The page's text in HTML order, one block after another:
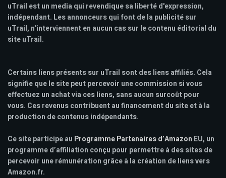
uTrail est un media qui revendique sa liberté d'expression,
indépendant. Les annonceurs qui font de la publicité sur
uTrail, n'interviennent en aucun cas sur le contenu éditorial du
site uTrail.
Certains liens présents sur uTrail sont des liens affiliés. Cela
signifie que le site peut percevoir une commission si vous
effectuez un achat via ces liens, sans aucun surcoût pour
vous. Ces revenus contribuent au financement du site et à la
production de contenus indépendants.
Ce site participe au Programme Partenaires d’Amazon EU, un
programme d’affiliation conçu pour permettre à des sites de
percevoir une rémunération grâce à la création de liens vers
Amazon.fr.